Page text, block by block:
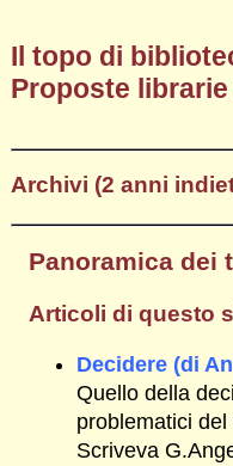
Il topo di
Proposte
Archivi (2 anni
Panoramica dei
Articoli di questo
Decidere (di
Quello della
problematici
Scriveva